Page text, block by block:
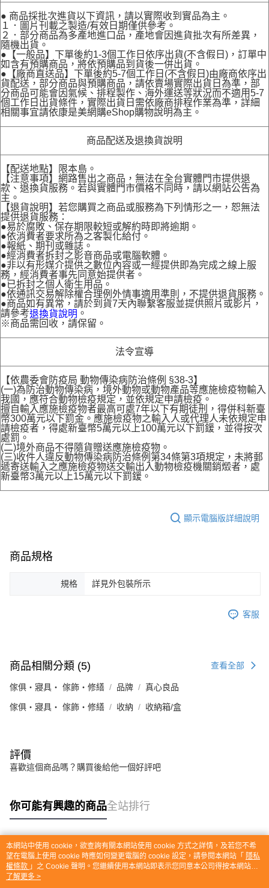
● 商品採批次進貨以下資訊，請以實際收到實品為主。
１．圖片刊載之製造/有效日期僅供參考。
２．部分商品為多產地進口品，產地會因進貨批次有所差異，
隨機出貨。
●【一般品】下單後約1-3個工作日依序出貨(不含假日)，訂單中
如含有預購商品，將依預購品到貨後一併出貨。
●【廠商直送品】下單後約5-7個工作日(不含假日)由廠商依序出
貨配送，部分商品與預購商品，請依賣場實際出貨日為準，部
分商品可能會因氣候、排程製作、海外運送等狀況而不適用5-7
個工作日出貨條件，實際出貨日需依廠商排程作業為準，詳細
相關事宜請依康是美網購eShop購物說明為主。
商品配送及退換貨說明
【配送地點】限本島。
【注意事項】網路售出之商品，無法在全台實體門市提供退
款、退換貨服務。若與實體門市價格不同時，請以網站公告為
主。
【退貨說明】若您購買之商品或服務為下列情形之一，恕無法
提供退貨服務：
●易於腐敗、保存期限較短或解約時即將逾期。
●依消費者要求所為之客製化給付。
●報紙、期刊或雜誌。
●經消費者拆封之影音商品或電腦軟體。
●非以有形媒介提供之數位內容或一經提供即為完成之線上服
務，經消費者事先同意始提供者。
●已拆封之個人衛生用品。
●依通訊交易解除權合理例外情事適用準則，不提供退貨服務。
●商品如有異常，請於到貨7天內聯繫客服並提供照片或影片，
請參考退換貨說明 。
※商品需回收，請保留。
法令宣導
【依農委會防疫局 動物傳染病防治條例 §38-3】
(一)為防治動物傳染病，境外動物或動物產品等應施檢疫物輸入
我國，應符合動物檢疫規定，並依規定申請檢疫。
擅自輸入應施檢疫物者最高可處7年以下有期徒刑，得併科新臺
幣300萬元以下罰金。應施檢疫物之輸入人或代理人未依規定申
請檢疫者，得處新臺幣5萬元以上100萬元以下罰鍰，並得按次
處罰。
(二)境外商品不得隨貨贈送應施檢疫物。
(三)收件人違反動物傳染病防治條例第34條第3項規定，未將郵
遞寄送輸入之應施檢疫物送交輸出入動物檢疫機關銷燬者，處
新臺幣3萬元以上15萬元以下罰鍰。
顯示電腦版詳細說明
商品規格
規格 詳見外包裝所示
客服
商品相關分類 (5) 查看全部
傢俱・寢具・ 傢飾・修繕 品牌 真心良品
傢俱・寢具・ 傢飾・修繕 收納 收納箱/盒
評價
喜歡這個商品嗎？購買後給他一個好評吧
你可能有興趣的商品全站排行
熱門標籤
本網站中使用 cookie，欲查詢有關本網站使用 cookie 方式之詳情，及若您不希
望在電腦上使用 cookie 時應如何變更電腦的 cookie 設定，請參閱本網站「 隱私
權條款 」之 Cookie 聲明。您繼續使用本網站即表示您同意本公司得按本網站使
用條款之 Cookie 聲明使用 cookie。
了解更多 >